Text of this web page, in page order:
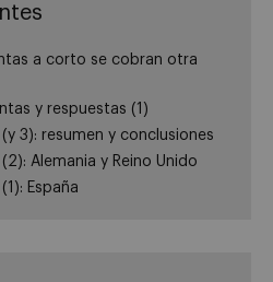
a corto se cobran otra
y respuestas (1)
3): resumen y conclusiones
Alemania y Reino Unido
España